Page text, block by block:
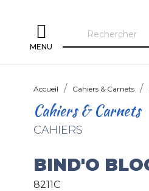
MENU
Accueil Cahiers & Carnets
Cahiers & Carnets
CAHIERS
BIND'O
8211C